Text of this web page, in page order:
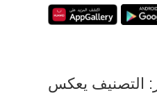
التصنيف يعكس